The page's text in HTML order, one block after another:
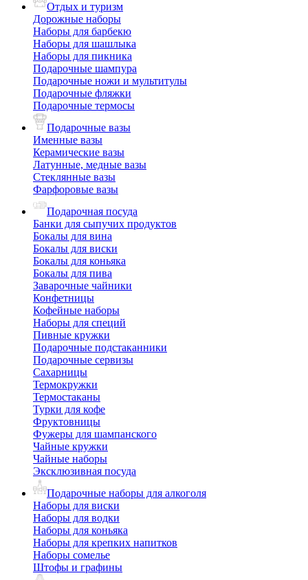
Отдых и туризм
Дорожные наборы
Наборы для барбекю
Наборы для шашлыка
Наборы для пикника
Подарочные шампура
Подарочные ножи и мультитулы
Подарочные фляжки
Подарочные термосы
Подарочные вазы
Именные вазы
Керамические вазы
Латунные, медные вазы
Стеклянные вазы
Фарфоровые вазы
Подарочная посуда
Банки для сыпучих продуктов
Бокалы для вина
Бокалы для виски
Бокалы для коньяка
Бокалы для пива
Заварочные чайники
Конфетницы
Кофейные наборы
Наборы для специй
Пивные кружки
Подарочные подстаканники
Подарочные сервизы
Сахарницы
Термокружки
Термостаканы
Турки для кофе
Фруктовницы
Фужеры для шампанского
Чайные кружки
Чайные наборы
Эксклюзивная посуда
Подарочные наборы для алкоголя
Наборы для виски
Наборы для водки
Наборы для коньяка
Наборы для крепких напитков
Наборы сомелье
Штофы и графины